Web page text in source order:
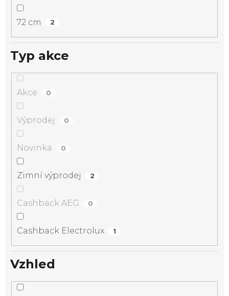
72 cm 2
Typ akce
Akce 0
Výprodej 0
Novinka 0
Zimní výprodej 2
Cashback AEG 0
Cashback Electrolux 1
Vzhled